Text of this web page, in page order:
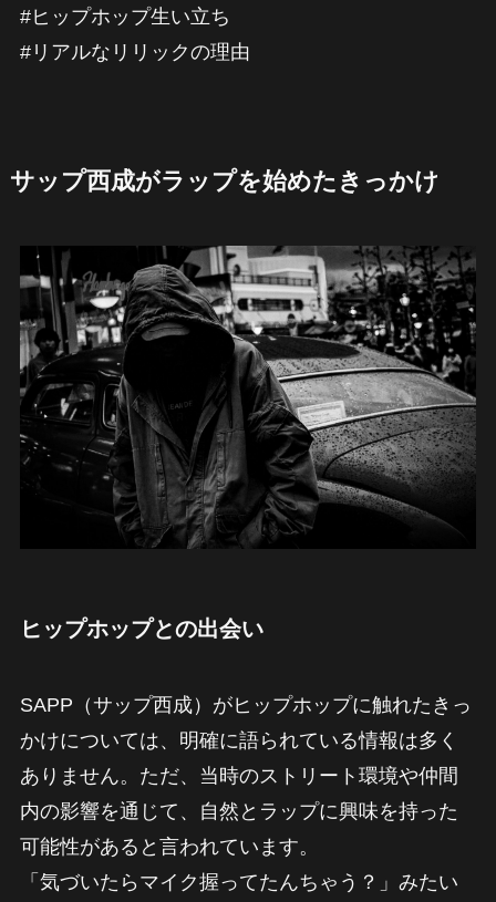
#ヒップホップ生い立ち
#リアルなリリックの理由
サップ西成がラップを始めたきっかけ
ヒップホップとの出会い
SAPP（サップ西成）がヒップホップに触れたきっ
かけについては、明確に語られている情報は多く
ありません。ただ、当時のストリート環境や仲間
内の影響を通じて、自然とラップに興味を持った
可能性があると言われています。
「気づいたらマイク握ってたんちゃう？」みたい